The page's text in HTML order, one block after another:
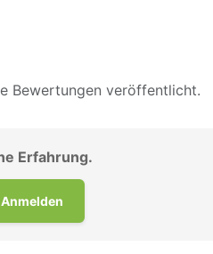
Bewertungen veröffentlicht.
Erfahrung.
Anmelden